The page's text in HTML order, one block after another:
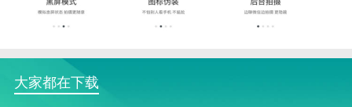
【黑屏模式】
点击屏幕也无任何反应，真正做到的防误触机制。
【后台拍摄】
大家都在下载